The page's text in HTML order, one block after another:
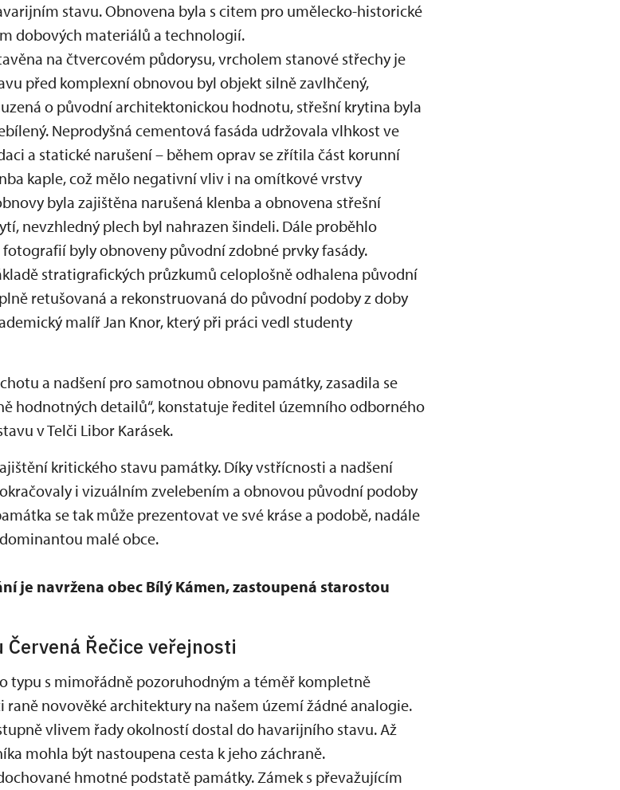
stavu. Obnovena byla s citem pro umělecko-historické
dobových materiálů a technologií.
na čtvercovém půdorysu, vrcholem stanové střechy je
před komplexní obnovou byl objekt silně zavlhčený,
o původní architektonickou hodnotu, střešní krytina byla
Neprodyšná cementová fasáda udržovala vlhkost ve
a statické narušení – během oprav se zřítila část korunní
kaple, což mělo negativní vliv i na omítkové vrstvy
byla zajištěna narušená klenba a obnovena střešní
nevzhledný plech byl nahrazen šindeli. Dále proběhlo
byly obnoveny původní zdobné prvky fasády.
stratigrafických průzkumů celoplošně odhalena původní
retušovaná a rekonstruovaná do původní podoby z doby
malíř Jan Knor, který při práci vedl studenty
a nadšení pro samotnou obnovu památky, zasadila se
hodnotných detailů“, konstatuje ředitel územního odborného
v Telči Libor Karásek.
kritického stavu památky. Díky vstřícnosti a nadšení
i vizuálním zvelebením a obnovou původní podoby
se tak může prezentovat ve své kráse a podobě, nadále
malé obce.
je navržena obec Bílý Kámen, zastoupená starostou
Řečice veřejnosti
typu s mimořádně pozoruhodným a téměř kompletně
novověké architektury na našem území žádné analogie.
vlivem řady okolností dostal do havarijního stavu. Až
mohla být nastoupena cesta k jeho záchraně.
hmotné podstatě památky. Zámek s převažujícím